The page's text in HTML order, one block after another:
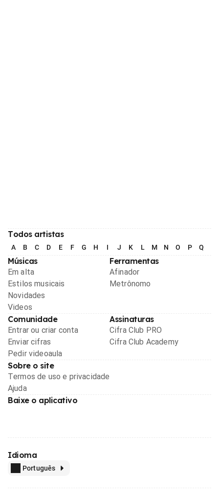
Todos artistas
A B C D E F G H I J K L M N O P Q
Músicas
Em alta
Estilos musicais
Novidades
Videos
Ferramentas
Afinador
Metrônomo
Comunidade
Entrar ou criar conta
Enviar cifras
Pedir videoaula
Assinaturas
Cifra Club PRO
Cifra Club Academy
Sobre o site
Termos de uso e privacidade
Ajuda
Baixe o aplicativo
Idioma
Português